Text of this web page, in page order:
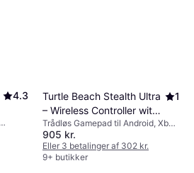
4.3
Turtle Beach Stealth Ultra
– Wireless Controller with
Rapid Charge Dock
1
Trådløs Gamepad til Android, Xbox
Series S, Xbox One, Windows,
Xbox Series X
905 kr.
Eller 3 betalinger af 302 kr.
9+ butikker